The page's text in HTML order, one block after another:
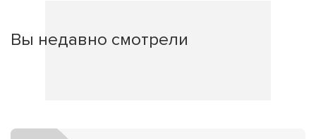
Вы недавно смотрели